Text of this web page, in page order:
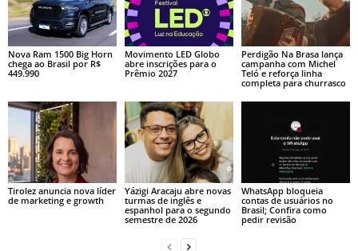
Nova Ram 1500 Big Horn
chega ao Brasil por R$
449.990
Movimento LED Globo
abre inscrições para o
Prêmio 2027
Perdigão Na Brasa lança
campanha com Michel
Teló e reforça linha
completa para churrasco
Tirolez anuncia nova líder
de marketing e growth
Yázigi Aracaju abre novas
turmas de inglês e
espanhol para o segundo
semestre de 2026
WhatsApp bloqueia
contas de usuários no
Brasil; Confira como
pedir revisão